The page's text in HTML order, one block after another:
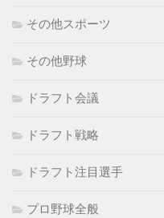
その他スポーツ
その他野球
ドラフト会議
ドラフト戦略
ドラフト注目選手
プロ野球全般